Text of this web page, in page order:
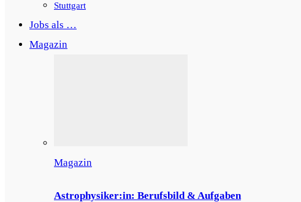
Stuttgart
Jobs als …
Magazin
Magazin
Astrophysiker:in: Berufsbild & Aufgaben